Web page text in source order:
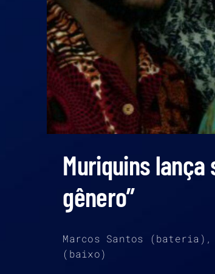
Muriquins lança
gênero”
Marcos Santos
(baixo)